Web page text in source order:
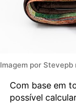
Imagem por Stevepb
Com base em
possível